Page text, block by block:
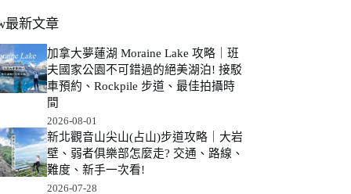
最新文章
加拿大夢蓮湖 Moraine Lake 攻略｜班
夫國家公園不可錯過的絕美湖泊! 接駁
車預約、Rockpile 步道、最佳拍攝時
間
2026-08-01
新北觀音山尖山(占山)步道攻略｜大岩
壁、弱者俱樂部怎麼走? 交通、路線、
難度、新手一次看!
2026-07-28